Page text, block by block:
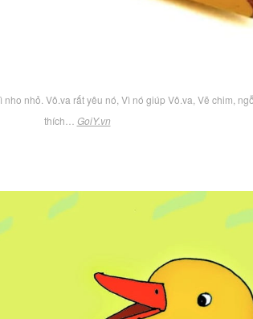
nho nhỏ. Vô.va rất yêu nó, Vì nó giúp Vô.va, Vẽ chim,
thích… GoiY.vn